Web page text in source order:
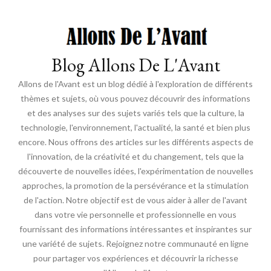
Blog Allons De L'Avant
Allons de l'Avant est un blog dédié à l'exploration de différents
thèmes et sujets, où vous pouvez découvrir des informations
et des analyses sur des sujets variés tels que la culture, la
technologie, l'environnement, l'actualité, la santé et bien plus
encore. Nous offrons des articles sur les différents aspects de
l'innovation, de la créativité et du changement, tels que la
découverte de nouvelles idées, l'expérimentation de nouvelles
approches, la promotion de la persévérance et la stimulation
de l'action. Notre objectif est de vous aider à aller de l'avant
dans votre vie personnelle et professionnelle en vous
fournissant des informations intéressantes et inspirantes sur
une variété de sujets. Rejoignez notre communauté en ligne
pour partager vos expériences et découvrir la richesse